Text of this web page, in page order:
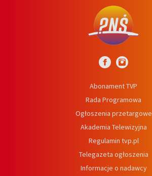
Abonament TVP
Rada Programowa
Ogłoszenia przetargowe
Akademia Telewizyjna
Regulamin tvp.pl
Telegazeta ogłoszenia
Informacje o nadawcy